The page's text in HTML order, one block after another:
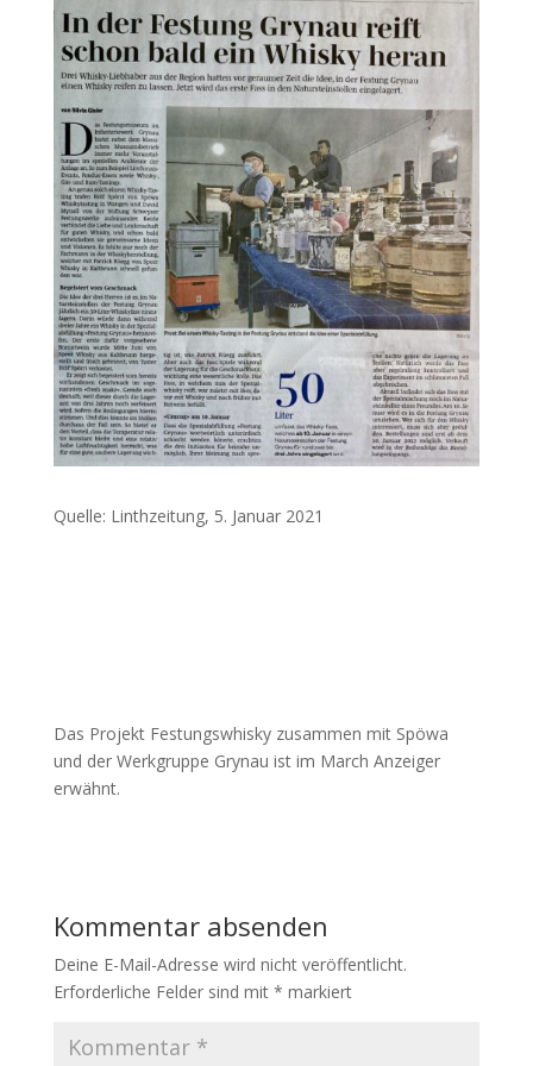
Quelle: Linthzeitung, 5. Januar 2021
Das Projekt Festungswhisky zusammen mit Spöwa
und der Werkgruppe Grynau ist im March Anzeiger
erwähnt.
Kommentar absenden
Deine E-Mail-Adresse wird nicht veröffentlicht.
Erforderliche Felder sind mit * markiert